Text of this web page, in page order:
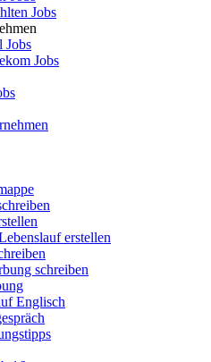
Jobs
Jobs
Jobs
erstellen
schreiben
Englisch